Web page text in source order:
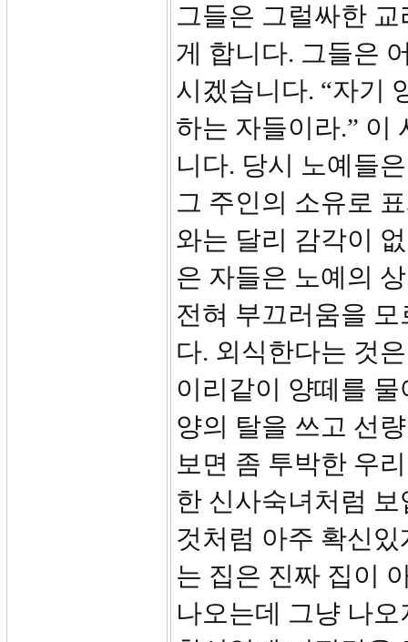
그들은 그럴싸한
게 합니다. 그들은
시겠습니다. “자기
하는 자들이라.” 이
니다. 당시 노예들
그 주인의 소유로
와는 달리 감각이
은 자들은 노예의
전혀 부끄러움을
다. 외식한다는 것
이리같이 양떼를
양의 탈을 쓰고 선
보면 좀 투박한 우
한 신사숙녀처럼
것처럼 아주 확신
는 집은 진짜 집이
나오는데 그냥 나